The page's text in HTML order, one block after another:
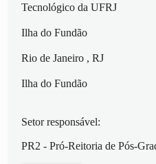
Tecnológico da UFRJ
Ilha do Fundão
Rio de Janeiro , RJ
Ilha do Fundão
Setor responsável:
PR2 - Pró-Reitoria de Pós-